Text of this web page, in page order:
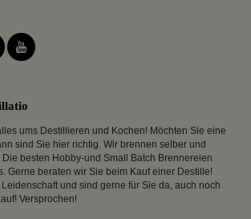
ums Destillieren und Kochen! Möchten Sie eine
sind Sie hier richtig. Wir brennen selber und
besten Hobby-und Small Batch Brennereien
Gerne beraten wir Sie beim Kauf einer Destille!
und sind gerne für Sie da, auch noch
Versprochen!